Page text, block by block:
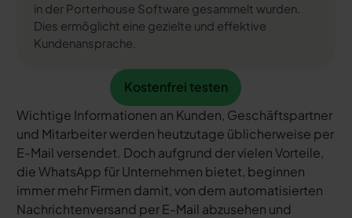
in der Porterhouse Software gesammelt wurden.
Dies ermöglicht eine gezielte und effektive
Kundenansprache.
Kostenfrei testen
Kostenfrei testen
Wichtige Informationen an Kunden, Geschäftspartner
und Mitarbeiter werden heutzutage üblicherweise per
E-Mail versendet. Doch aufgrund der vielen Vorteile,
die WhatsApp für Unternehmen bietet, beginnen
immer mehr Firmen damit, von dem automatisierten
Nachrichtenversand per E-Mail abzusehen und